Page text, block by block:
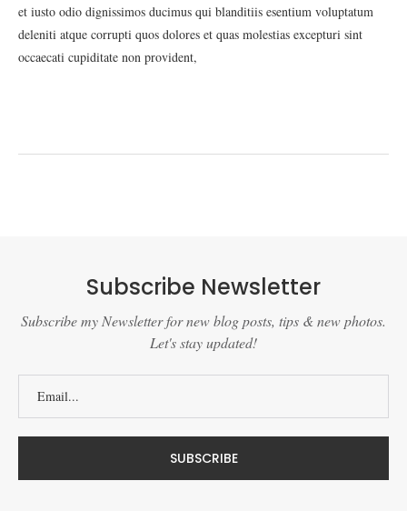
et iusto odio dignissimos ducimus qui blanditiis esentium voluptatum
deleniti atque corrupti quos dolores et quas molestias excepturi sint
occaecati cupiditate non provident,
Subscribe Newsletter
Subscribe my Newsletter for new blog posts, tips & new photos.
Let's stay updated!